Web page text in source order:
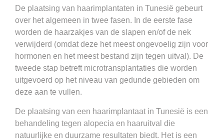
De plaatsing van haarimplantaten in Tunesië gebeurt
over het algemeen in twee fasen. In de eerste fase
worden de haarzakjes van de slapen en/of de nek
verwijderd (omdat deze het meest ongevoelig zijn voor
hormonen en het meest bestand zijn tegen uitval). De
tweede stap betreft microtransplantaties die worden
uitgevoerd op het niveau van gedunde gebieden om
deze aan te vullen.
De plaatsing van een haarimplantaat in Tunesië is een
behandeling tegen alopecia en haaruitval die
natuurlijke en duurzame resultaten biedt. Het is een